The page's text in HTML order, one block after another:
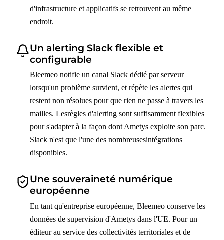
d'infrastructure et applicatifs se retrouvent au même
endroit.
Un alerting Slack flexible et
configurable
Bleemeo notifie un canal Slack dédié par serveur
lorsqu'un problème survient, et répète les alertes qui
restent non résolues pour que rien ne passe à travers les
mailles. Lesrègles d'alerting sont suffisamment flexibles
pour s'adapter à la façon dont Ametys exploite son parc.
Slack n'est que l'une des nombreusesintégrations
disponibles.
Une souveraineté numérique
européenne
En tant qu'entreprise européenne, Bleemeo conserve les
données de supervision d'Ametys dans l'UE. Pour un
éditeur au service des collectivités territoriales et de